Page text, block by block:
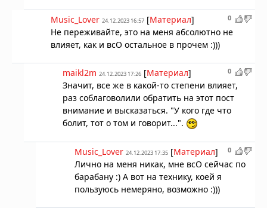
0
Music_Lover 24.12.2023 16:57 [Материал]
Не переживайте, это на меня абсолютно не
влияет, как и всО остальное в прочем :)))
0
maikl2m 24.12.2023 17:26 [Материал]
Значит, все же в какой-то степени влияет,
раз соблаговолили обратить на этот пост
внимание и высказаться. "У кого где что
болит, тот о том и говорит...".
0
Music_Lover 24.12.2023 17:35 [Материал]
Лично на меня никак, мне всО сейчас по
барабану :) А вот на технику, коей я
пользуюсь немеряно, возможно :)))